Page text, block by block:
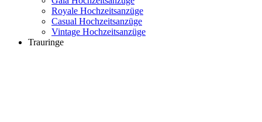
Royale Hochzeitsanzüge
Casual Hochzeitsanzüge
Vintage Hochzeitsanzüge
Trauringe